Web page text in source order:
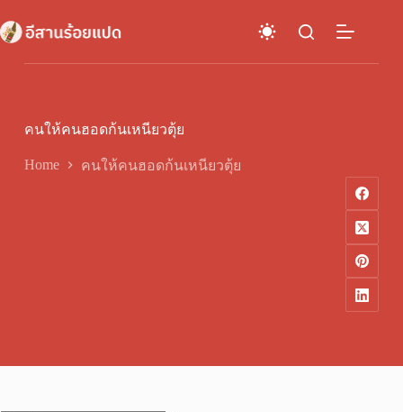
to
content
คนให้คนฮอดก้นเหนียวตุ้ย
Home คนให้คนฮอดก้นเหนียวตุ้ย